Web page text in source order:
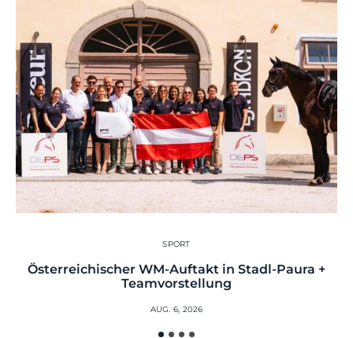
SPORT
Österreichischer WM-Auftakt in Stadl-Paura +
Teamvorstellung
AUG. 6, 2026